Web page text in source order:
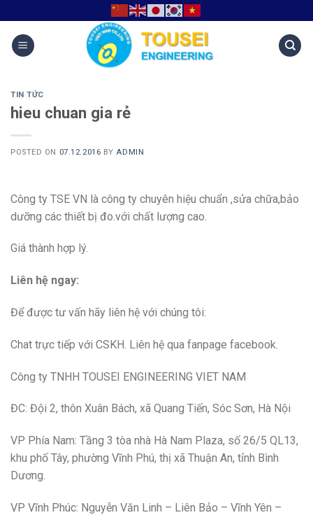
TIN TỨC
hieu chuan gia rẻ
POSTED ON 07.12.2016 BY ADMIN
Công ty TSE VN là công ty chuyên hiệu chuẩn ,sửa chữa,bảo
dưỡng các thiết bị đo.với chất lượng cao.
Giá thành hợp lý.
Liên hệ ngay:
Để được tư vấn hãy liên hệ với chúng tôi:
Chat trực tiếp với CSKH. Liên hệ qua fanpage facebook.
Công ty TNHH TOUSEI ENGINEERING VIET NAM
ĐC: Đội 2, thôn Xuân Bách, xã Quang Tiến, Sóc Sơn, Hà Nội
VP Phía Nam: Tầng 3 tòa nhà Hà Nam Plaza, số 26/5 QL13,
khu phố Tây, phường Vĩnh Phú, thị xã Thuận An, tỉnh Bình
Dương.
VP Vĩnh Phúc: Nguyễn Văn Linh – Liên Bảo – Vĩnh Yên –